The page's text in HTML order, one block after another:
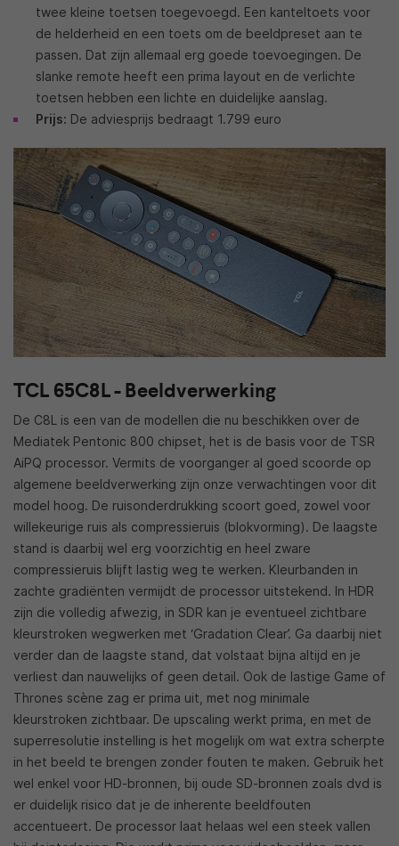
twee kleine toetsen toegevoegd. Een kanteltoets voor
de helderheid en een toets om de beeldpreset aan te
passen. Dat zijn allemaal erg goede toevoegingen. De
slanke remote heeft een prima layout en de verlichte
toetsen hebben een lichte en duidelijke aanslag.
Prijs: De adviesprijs bedraagt 1.799 euro
TCL 65C8L - Beeldverwerking
De C8L is een van de modellen die nu beschikken over de
Mediatek Pentonic 800 chipset, het is de basis voor de TSR
AiPQ processor. Vermits de voorganger al goed scoorde op
algemene beeldverwerking zijn onze verwachtingen voor dit
model hoog. De ruisonderdrukking scoort goed, zowel voor
willekeurige ruis als compressieruis (blokvorming). De laagste
stand is daarbij wel erg voorzichtig en heel zware
compressieruis blijft lastig weg te werken. Kleurbanden in
zachte gradiënten vermijdt de processor uitstekend. In HDR
zijn die volledig afwezig, in SDR kan je eventueel zichtbare
kleurstroken wegwerken met ‘Gradation Clear’. Ga daarbij niet
verder dan de laagste stand, dat volstaat bijna altijd en je
verliest dan nauwelijks of geen detail. Ook de lastige Game of
Thrones scène zag er prima uit, met nog minimale
kleurstroken zichtbaar. De upscaling werkt prima, en met de
superresolutie instelling is het mogelijk om wat extra scherpte
in het beeld te brengen zonder fouten te maken. Gebruik het
wel enkel voor HD-bronnen, bij oude SD-bronnen zoals dvd is
er duidelijk risico dat je de inherente beeldfouten
accentueert. De processor laat helaas wel een steek vallen